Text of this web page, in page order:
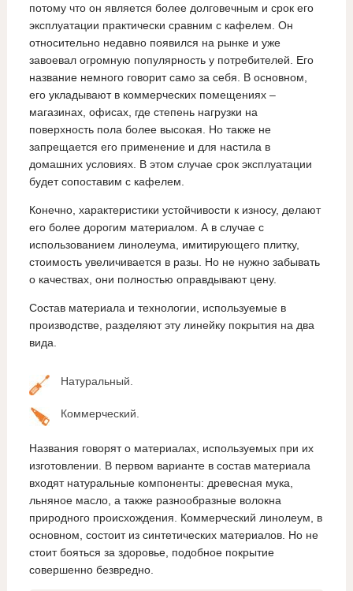
потому что он является более долговечным и срок его
эксплуатации практически сравним с кафелем. Он
относительно недавно появился на рынке и уже
завоевал огромную популярность у потребителей. Его
название немного говорит само за себя. В основном,
его укладывают в коммерческих помещениях –
магазинах, офисах, где степень нагрузки на
поверхность пола более высокая. Но также не
запрещается его применение и для настила в
домашних условиях. В этом случае срок эксплуатации
будет сопоставим с кафелем.
Конечно, характеристики устойчивости к износу, делают
его более дорогим материалом. А в случае с
использованием линолеума, имитирующего плитку,
стоимость увеличивается в разы. Но не нужно забывать
о качествах, они полностью оправдывают цену.
Состав материала и технологии, используемые в
производстве, разделяют эту линейку покрытия на два
вида.
Натуральный.
Коммерческий.
Названия говорят о материалах, используемых при их
изготовлении. В первом варианте в состав материала
входят натуральные компоненты: древесная мука,
льняное масло, а также разнообразные волокна
природного происхождения. Коммерческий линолеум, в
основном, состоит из синтетических материалов. Но не
стоит бояться за здоровье, подобное покрытие
совершенно безвредно.